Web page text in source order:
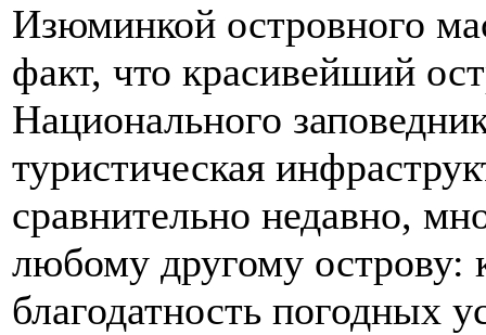
Изюминкой островного
факт, что красивейший
Национального
туристическая
сравнительно недавно,
любому другому острову:
благодатность погодных